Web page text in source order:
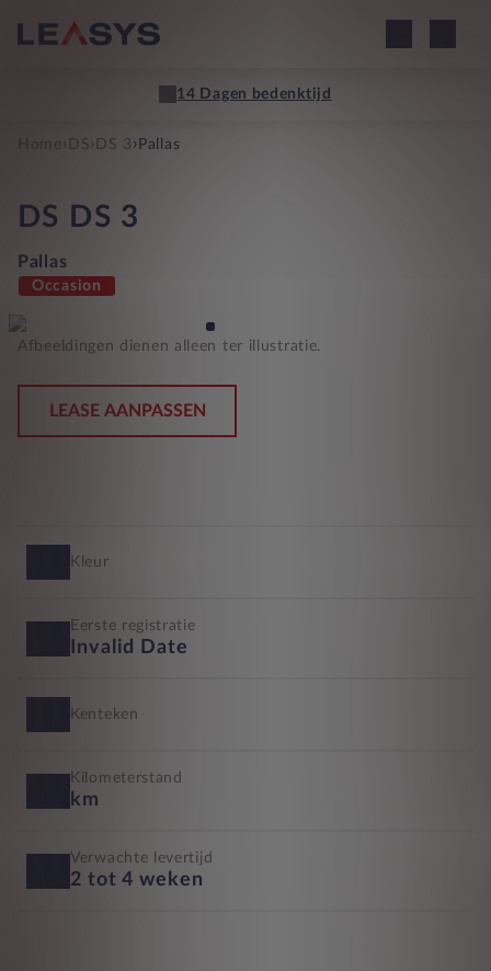
14 Dagen bedenktijd
Home DS › DS 3 › Pallas
DS DS 3
Pallas
Occasion
Afbeeldingen dienen alleen ter illustratie.
LEASE AANPASSEN
Kleur
Eerste registratie
Invalid Date
Kenteken
Kilometerstand
km
Verwachte levertijd
2 tot 4 weken